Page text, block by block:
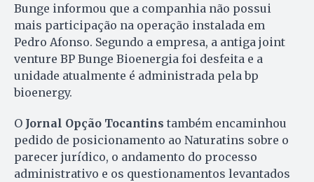
Bunge informou que a companhia não possui
mais participação na operação instalada em
Pedro Afonso. Segundo a empresa, a antiga joint
venture BP Bunge Bioenergia foi desfeita e a
unidade atualmente é administrada pela bp
bioenergy.
O Jornal Opção Tocantins também encaminhou
pedido de posicionamento ao Naturatins sobre o
parecer jurídico, o andamento do processo
administrativo e os questionamentos levantados